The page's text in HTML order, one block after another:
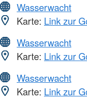
Wasserwacht
Karte: Link zur
Wasserwacht
Karte: Link zur
Wasserwacht
Karte: Link zur